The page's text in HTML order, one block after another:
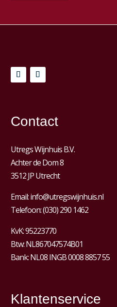
Contact
Utregs Wijnhuis B.V.
Achter de Dom 8
3512 JP Utrecht
Email:info@utregswijnhuis.nl
Telefoon:(030) 290 1462
KvK:95223770
Btw:NL867047574B01
Bank: NL08 INGB 0008 8857 55
Klantenservice